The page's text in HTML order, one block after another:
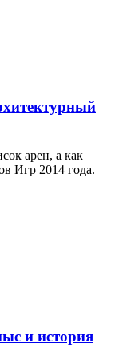
арен, а как
Игр 2014 года.
и история